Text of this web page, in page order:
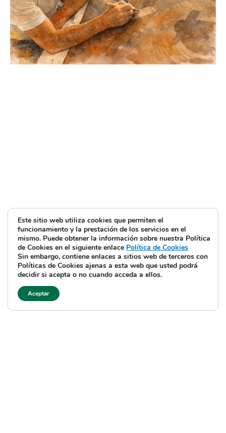
Este sitio web utiliza cookies que permiten el
funcionamiento y la prestación de los servicios en el
mismo. Puede obtener la información sobre nuestra Política
de Cookies en el siguiente enlace Política de Cookies
Sin embargo, contiene enlaces a sitios web de terceros con
Políticas de Cookies ajenas a esta web que usted podrá
decidir si acepta o no cuando acceda a ellos.
Aceptar